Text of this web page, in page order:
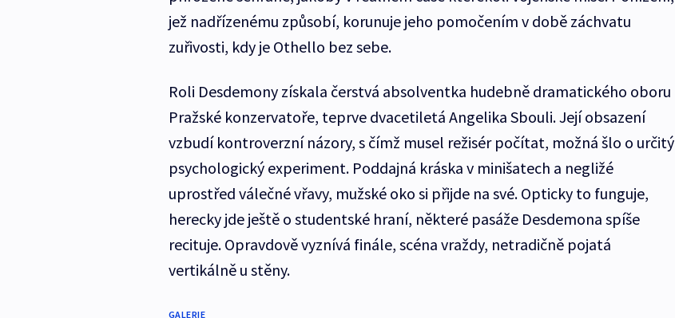
jež nadřízenému způsobí, korunuje jeho pomočením v době záchvatu
zuřivosti, kdy je Othello bez sebe.
Roli Desdemony získala čerstvá absolventka hudebně dramatického oboru
Pražské konzervatoře, teprve dvacetiletá Angelika Sbouli. Její obsazení
vzbudí kontroverzní názory, s čímž musel režisér počítat, možná šlo o určitý
psychologický experiment. Poddajná kráska v minišatech a negližé
uprostřed válečné vřavy, mužské oko si přijde na své. Opticky to funguje,
herecky jde ještě o studentské hraní, některé pasáže Desdemona spíše
recituje. Opravdově vyznívá finále, scéna vraždy, netradičně pojatá
vertikálně u stěny.
GALERIE